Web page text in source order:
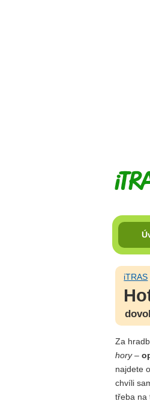
iTRAS
Za
hory–
najdete
chvíli
třeba na